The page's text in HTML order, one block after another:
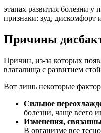
этапах развития болезни
признаки: зуд,
Причины
Причин, из-за которых
влагалища с развитием
Вот лишь некоторые
Сильное
болезни, чаще всего
Изменения,
В организме все